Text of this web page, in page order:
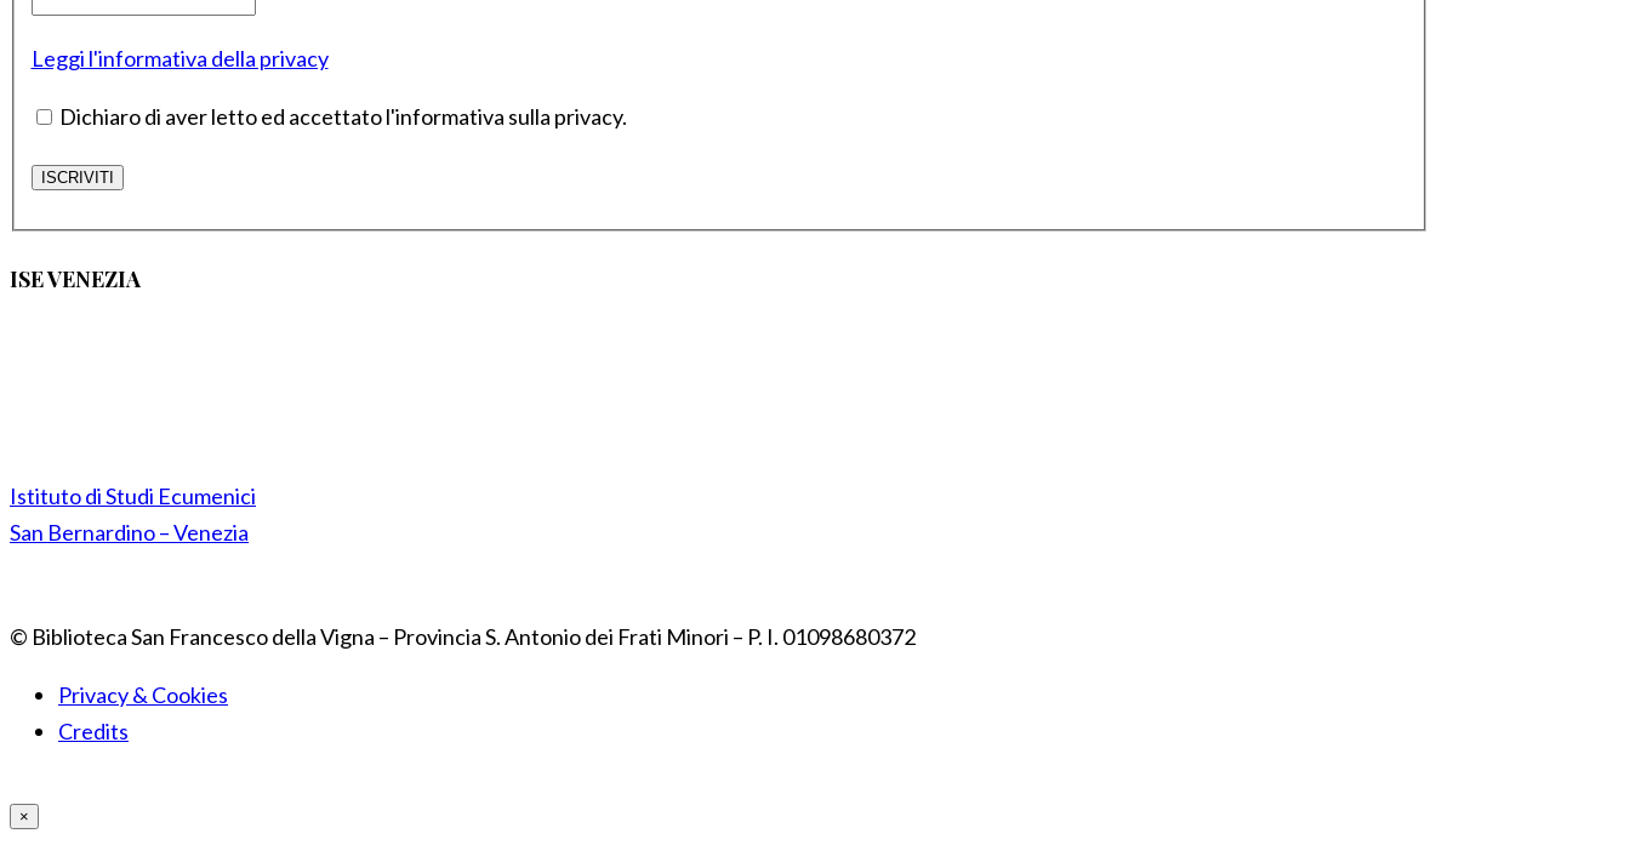
Leggi l'informativa della privacy
Dichiaro di aver letto ed accettato l'informativa sulla privacy.
ISE VENEZIA
Istituto di Studi Ecumenici
San Bernardino – Venezia
© Biblioteca San Francesco della Vigna – Provincia S. Antonio dei Frati Minori – P. I. 01098680372
Privacy & Cookies
Credits
×